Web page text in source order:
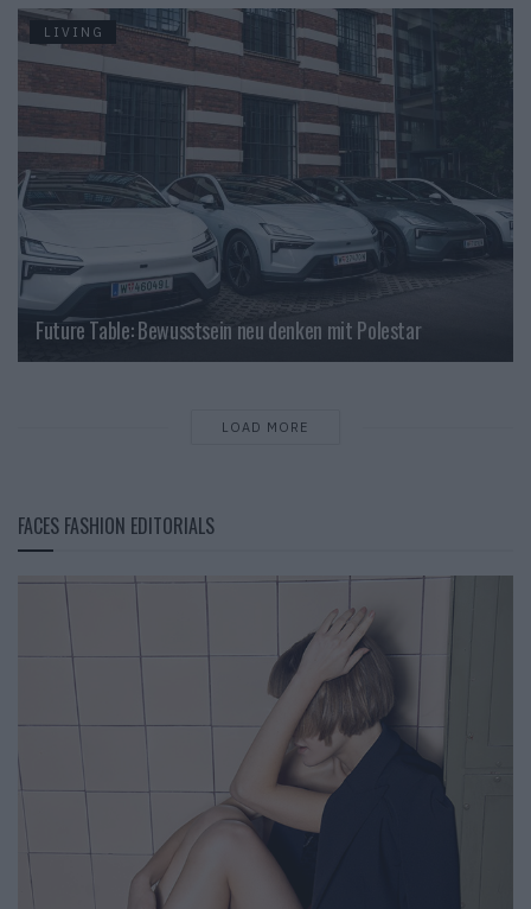
LIVING
Future Table: Bewusstsein neu denken mit Polestar
LOAD MORE
FACES FASHION EDITORIALS